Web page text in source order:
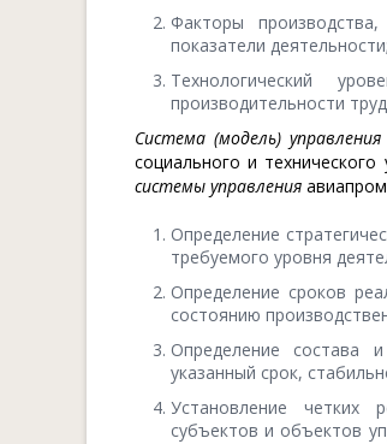
Факторы
показатели деятельности;
Технологический
производительности
Система (модель)
социального и
системы управления
Определение
требуемого уровня
Определение сроков
состоянию
Определение состава
указанный срок,
Установление четких
субъектов и объектов